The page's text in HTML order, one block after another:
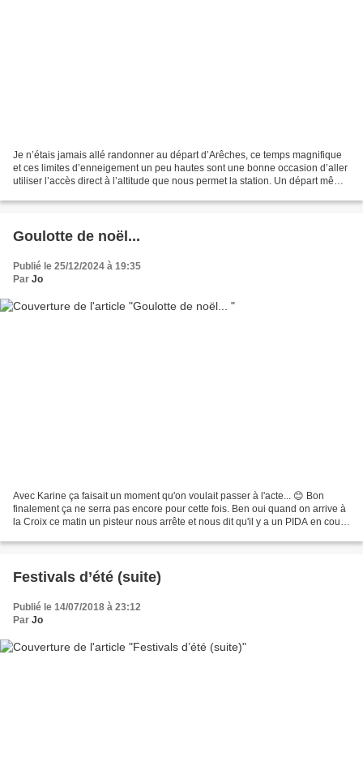
Je n’étais jamais allé randonner au départ d’Arêches, ce temps magnifique
et ces limites d’enneigement un peu hautes sont une bonne occasion d’aller
utiliser l’accès direct à l’altitude que nous permet la station. Un départ même
Goulotte de noël...
Publié le 25/12/2024 à 19:35
Par Jo
Avec Karine ça faisait un moment qu'on voulait passer à l'acte... 😊 Bon
finalement ça ne serra pas encore pour cette fois. Ben oui quand on arrive à
la Croix ce matin un pisteur nous arrête et nous dit qu'il y a un PIDA en cours
Festivals d’été (suite)
Publié le 14/07/2018 à 23:12
Par Jo